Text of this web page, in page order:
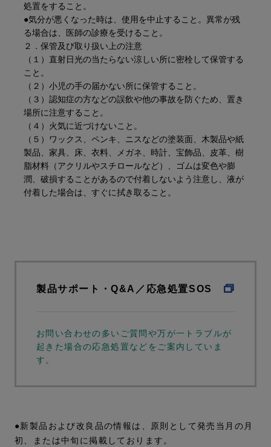
処置をすること。
●気分が悪くなった時は、使用を中止すること。異常が残
る場合は、医師の診療を受けること。
２．保管及び取り扱い上の注意
（１）直射日光の当たらない涼しい所に密栓して保管する
こと。
（２）小児の手の届かない所に保管すること。
（３）認知症の方などの誤飲や他の事故を防ぐため、置き
場所に注意すること。
（４）火気に近づけないこと。
（５）ワックス、ペンキ、ニスなどの塗装面、木製品や紙
製品、家具、床、衣料、メガネ、時計、宝飾品、皮革、樹
脂材料（アクリルやスチロールなど）、ゴムは変色や膨
潤、破損することがあるので付着しないよう注意し、液が
付着した場合は、すぐに拭き取ること。
製品サポート・Q&A／応急処置SOS
お問い合わせの多いご質問や万が一トラブルが
起きた場合の応急処置などをご案内していま
す。
●新製品および改良品の情報は、原則として発売当月の月
初、または中旬に掲載しております。